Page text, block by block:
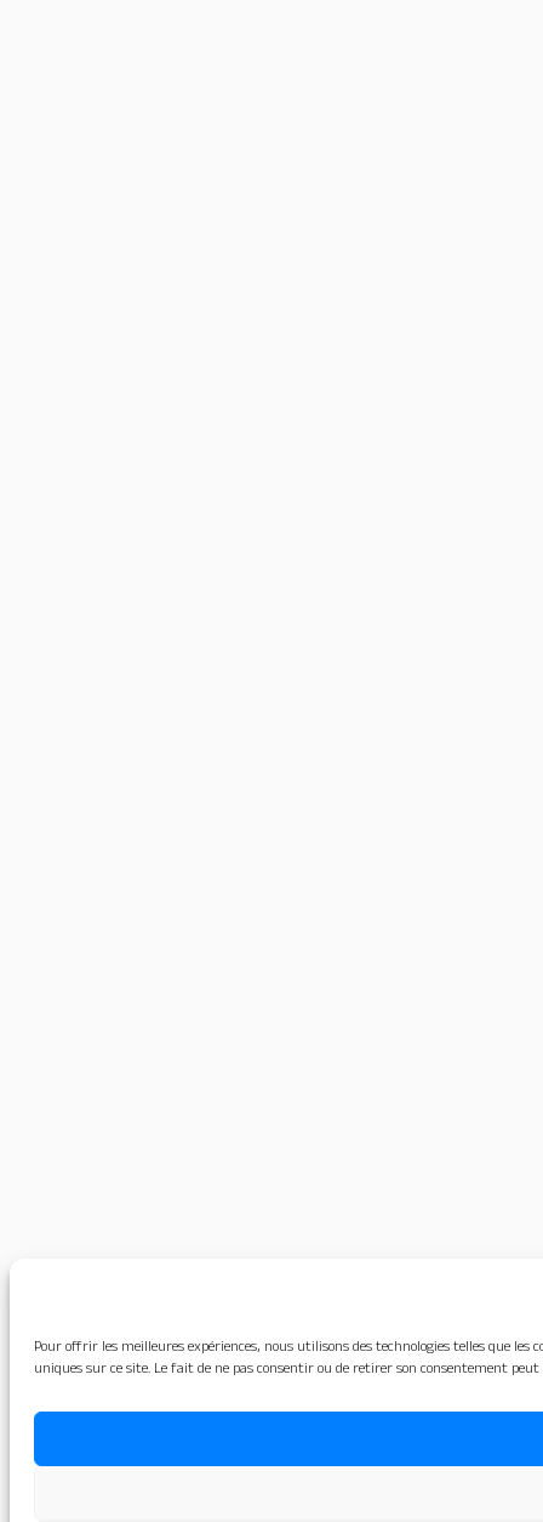
Pour offrir les meilleures expériences, nous utilisons des technologies telles que
uniques sur ce site. Le fait de ne pas consentir ou de retirer son consentement